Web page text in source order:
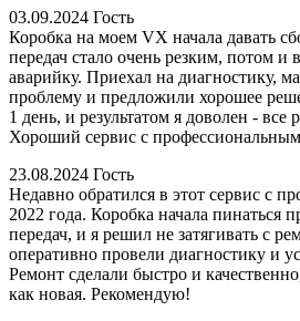
03.09.2024 Гость
Коробка на моем VX начала давать
передач стало очень резким, потом и
аварийку. Приехал на диагностику,
проблему и предложили хорошее
1 день, и результатом я доволен - все
Хороший сервис с
23.08.2024 Гость
Недавно обратился в этот сервис с
2022 года. Коробка начала пинаться
передач, и я решил не затягивать с
оперативно провели диагностику и
Ремонт сделали быстро и
как новая. Рекомендую!